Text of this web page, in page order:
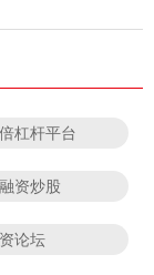
杠杆平台
资炒股
论坛